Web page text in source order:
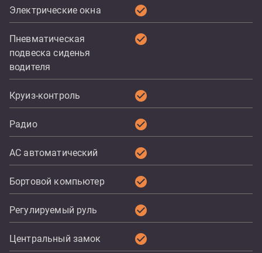
Электрические окна check_circle
Пневматическая
подвеска сиденья
водителя
check_circle
Круиз-контроль check_circle
Радио check_circle
AC автоматический check_circle
Бортовой компьютер check_circle
Регулируемый руль check_circle
Центральный замок check_circle